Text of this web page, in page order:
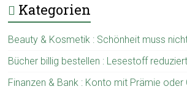
Kategorien
Beauty & Kosmetik : Schönheit muss
Bücher billig bestellen : Lesestoff reduziert
Finanzen & Bank : Konto mit Prämie oder